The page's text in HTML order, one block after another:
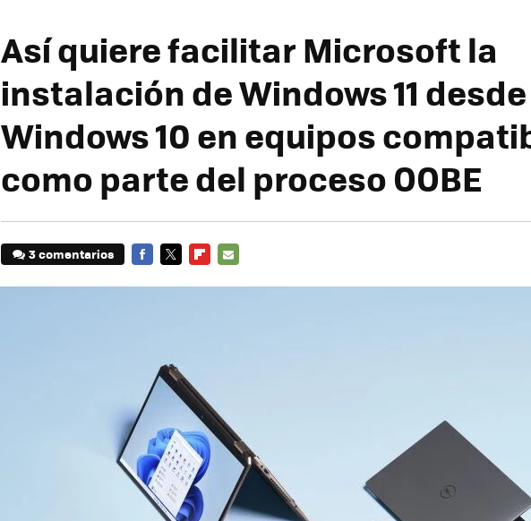
Así quiere facilitar Microsoft la
instalación de Windows 11 desde
Windows 10 en equipos
como parte del proceso OOBE
3 comentarios